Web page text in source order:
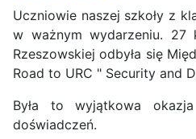
Uczniowie naszej szkoły z
w ważnym wydarzeniu. 27
Rzeszowskiej odbyła się
Road to URC " Security and
Była to wyjątkowa
doświadczeń.